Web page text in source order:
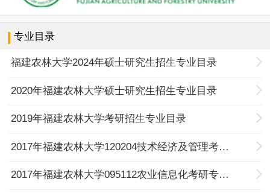
专业目录
福建农林大学2024年硕士研究生招生专业目录
2020年福建农林大学硕士研究生招生专业目录
2019年福建农林大学考研招生专业目录
2017年福建农林大学120204技术经济及管理考研专业目录及考试科目
2017年福建农林大学095112农业信息化考研专业目录及考试科目